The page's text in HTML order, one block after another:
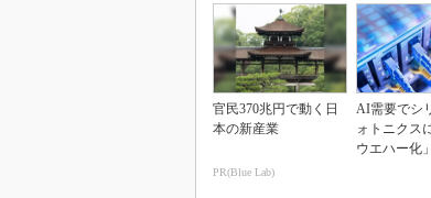
官民370兆円で動く日
本の新産業
PR(Blue Lab)
AI需要でシ
ォトニクス
ウエハー化